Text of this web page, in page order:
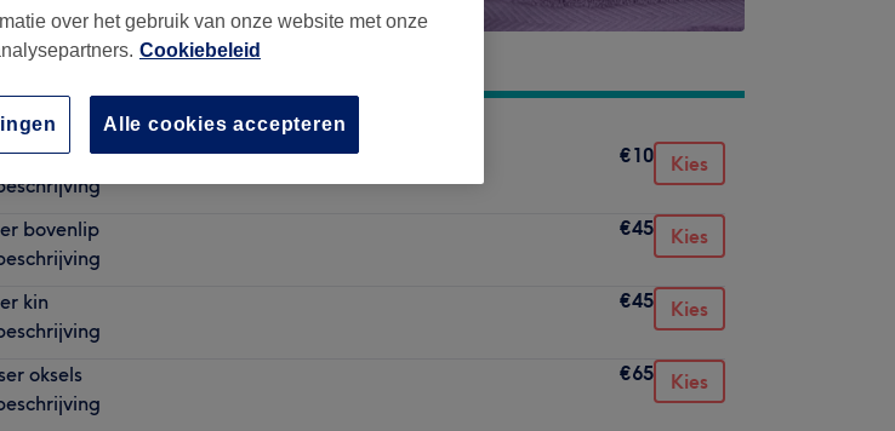
€10 Kies
bovenlip
€45 Kies
kin
€45 Kies
oksels
€65 Kies
over het gebruik van onze website met onze
Cookiebeleid
Alle cookies accepteren